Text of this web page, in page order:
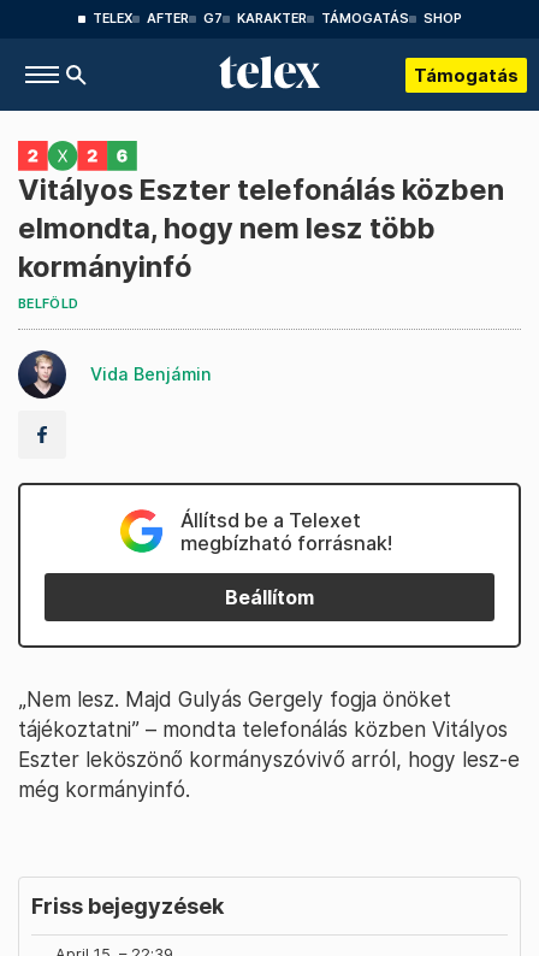
TELEX AFTER G7 KARAKTER TÁMOGATÁS SHOP
Támogatás
Vitályos Eszter telefonálás közben
elmondta, hogy nem lesz több
kormányinfó
BELFÖLD
Vida Benjámin
Állítsd be a Telexet
megbízható forrásnak!
Beállítom
„Nem lesz. Majd Gulyás Gergely fogja önöket
tájékoztatni” – mondta telefonálás közben Vitályos
Eszter leköszönő kormányszóvivő arról, hogy lesz-e
még kormányinfó.
Friss bejegyzések